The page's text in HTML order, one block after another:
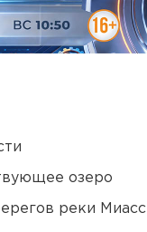
озеро
реки Миасс